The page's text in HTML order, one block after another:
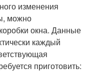
изменения
можно
окна. Данные
каждый
приготовить: